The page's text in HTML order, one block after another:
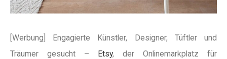
[Werbung] Engagierte Künstler, Designer, Tüftler und
Träumer gesucht – Etsy, der Onlinemarkplatz für